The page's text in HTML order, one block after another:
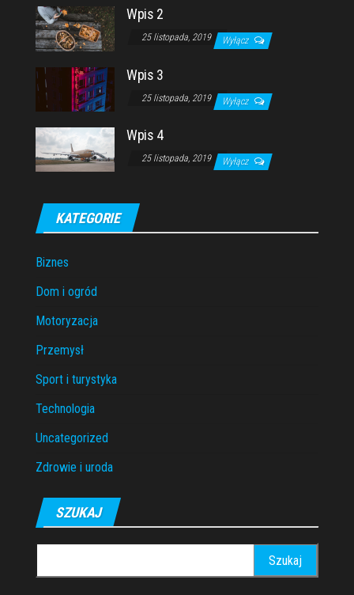
Wpis 2
25 listopada, 2019 Wyłącz
Wpis 3
25 listopada, 2019 Wyłącz
Wpis 4
25 listopada, 2019 Wyłącz
KATEGORIE
Biznes
Dom i ogród
Motoryzacja
Przemysł
Sport i turystyka
Technologia
Uncategorized
Zdrowie i uroda
SZUKAJ